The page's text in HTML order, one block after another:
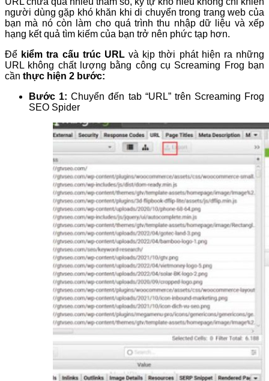
người dùng gặp khó khăn khi di chuyển trong trang web của
bạn mà nó còn làm cho quá trình thu nhập dữ liệu và xếp
hạng kết quả tìm kiếm của bạn trở nên phức tạp hơn.
Để kiểm tra cấu trúc URLvà kịp thời phát hiện ra những
URL không chất lượng bằng công cụ Screaming Frog bạn
cần thực hiện 2 bước:
Bước 1: Chuyển đến tab “URL” trên Screaming Frog
SEO Spider